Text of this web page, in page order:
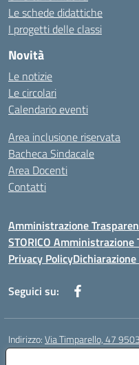
Le schede didattiche
I progetti delle classi
Novità
Le notizie
Le circolari
Calendario eventi
Area inclusione riservata
Bacheca Sindacale
Area Docenti
Contatti
Amministrazione
STORICO
Privacy Policy
Seguici su:
Indirizzo:Via Timparello, 47
Centralino: